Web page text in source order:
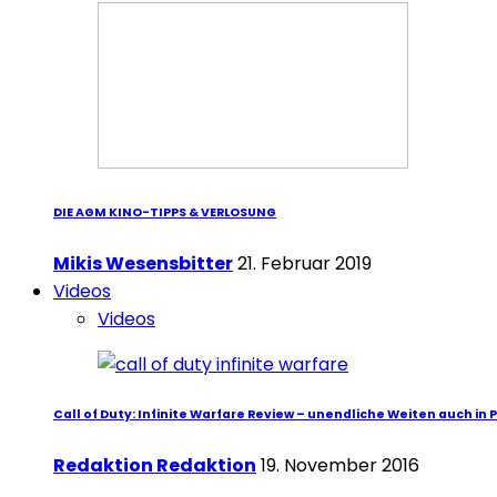
DIE AGM KINO-TIPPS & VERLOSUNG
Mikis Wesensbitter21. Februar 2019
Videos
Videos
Call of Duty: Infinite Warfare Review – unendliche Weiten auch in
Redaktion Redaktion 19. November 2016